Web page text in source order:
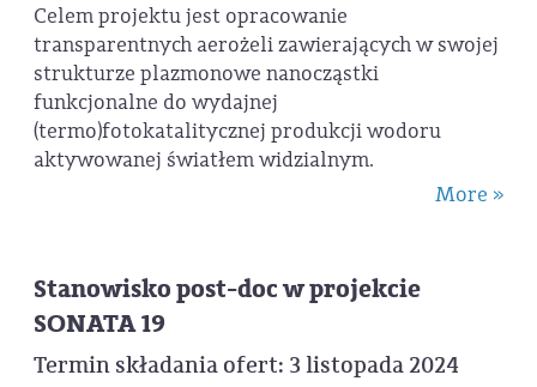
Celem projektu jest opracowanie
transparentnych aerożeli zawierających w swojej
strukturze plazmonowe nanocząstki
funkcjonalne do wydajnej
(termo)fotokatalitycznej produkcji wodoru
aktywowanej światłem widzialnym.
More »
Stanowisko post-doc w projekcie
SONATA 19
Termin składania ofert: 3 listopada 2024